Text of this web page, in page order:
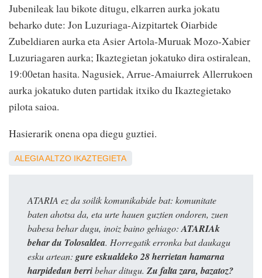
Jubenileak lau bikote ditugu, elkarren aurka jokatu
beharko dute: Jon Luzuriaga-Aizpitartek Oiarbide
Zubeldiaren aurka eta Asier Artola-Muruak Mozo-Xabier
Luzuriagaren aurka; Ikaztegietan jokatuko dira ostiralean,
19:00etan hasita. Nagusiek, Arrue-Amaiurrek Allerrukoen
aurka jokatuko duten partidak itxiko du Ikaztegietako
pilota saioa.
Hasierarik onena opa diegu guztiei.
ALEGIAALTZO IKAZTEGIETA
ATARIA ez da soilik komunikabide bat: komunitate
baten ahotsa da, eta urte hauen guztien ondoren, zuen
babesa behar dugu, inoiz baino gehiago:ATARIAk
behar du Tolosaldea. Horregatik erronka bat daukagu
esku artean: gure eskualdeko 28 herrietan hamarna
harpidedun berribehar ditugu. Zu falta zara, bazatoz?